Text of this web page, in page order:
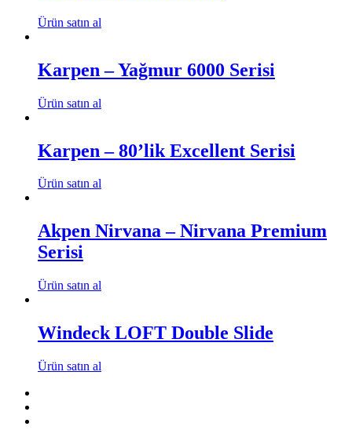
Ürün satın al
Karpen – Yağmur 6000 Serisi
Ürün satın al
Karpen – 80’lik Excellent Serisi
Ürün satın al
Akpen Nirvana – Nirvana Premium
Serisi
Ürün satın al
Windeck LOFT Double Slide
Ürün satın al